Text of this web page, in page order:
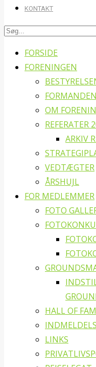
KONTAKT
FORSIDE
FORENINGEN
OM
REFERATER
ARKIV
VEDTÆGTER
ÅRSHUJL
FOR MEDLEMMER
FOTO
HALL OF
LINKS